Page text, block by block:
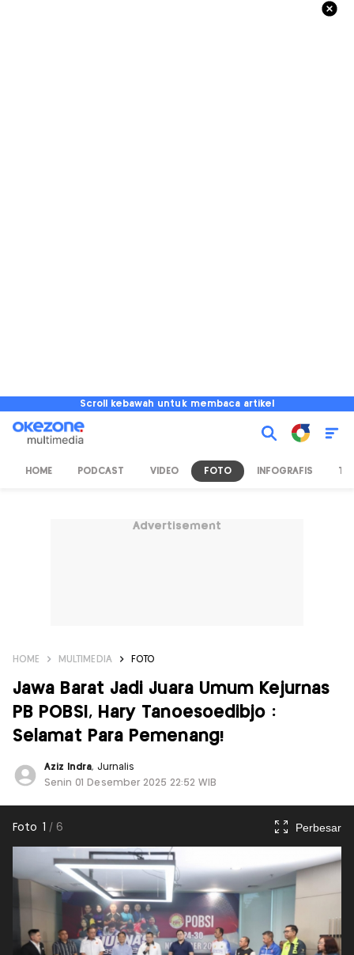
Scroll kebawah untuk membaca artikel
HOME PODCAST VIDEO FOTO INFOGRAFIS TV
Advertisement
HOME MULTIMEDIA FOTO
Jawa Barat Jadi Juara Umum Kejurnas
PB POBSI, Hary Tanoesoedibjo :
Selamat Para Pemenang!
Aziz Indra, Jurnalis
Senin 01 Desember 2025 22:52 WIB
Foto 1 /6 Perbesar